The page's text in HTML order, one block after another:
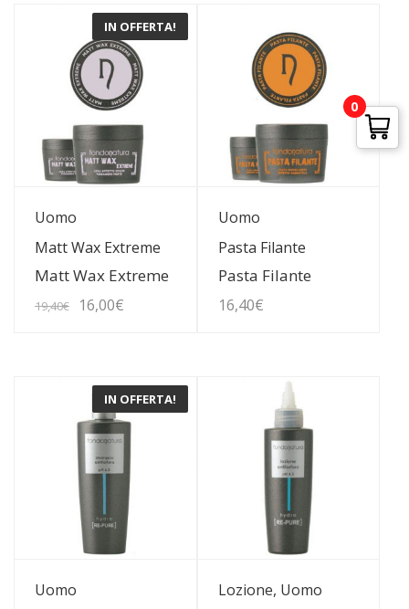
IN OFFERTA!
Uomo
Matt Wax Extreme
Matt Wax Extreme
19,40€
Il
19,40€.
16,00€
è:
16,00€.
Uomo
Pasta Filante
Pasta Filante
16,40€
IN OFFERTA!
Uomo
Guarda Dettagli
Lozione, Uomo
0